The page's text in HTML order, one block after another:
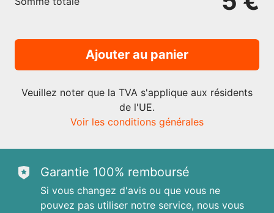
Ajouter au panier
Veuillez noter que la TVA s'applique aux résidents
de l'UE.
Voir les conditions générales
Garantie 100% remboursé
Si vous changez d'avis ou que vous ne
pouvez pas utiliser notre service, nous vous